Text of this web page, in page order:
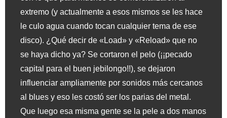
extremo (y actualmente a esos mismos se les hace
le culo agua cuando tocan cualquier tema de ese
disco). ¿Qué decir de «Load» y «Reload» que no
se haya dicho ya? Se cortaron el pelo (¡¡pecado
capital para el buen jebilongo!!), se dejaron
influenciar ampliamente por sonidos más cercanos
al blues y eso les costó ser los parias del metal.
Que luego esa misma gente se la pele a dos manos